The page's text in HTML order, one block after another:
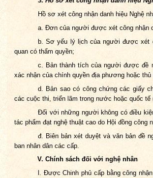
Hồ sơ xét công nhận danh hiệu Nghệ
a. Đơn của người được xét công nhận
b. Sơ yếu lý lịch của người được xét
quan có thẩm quyền;
c. Bản thành tích của người được đề
xác nhận của chính quyền địa phương hoặc
d. Bản sao có công chứng các giấy
các cuộc thi, triển lãm trong nước hoặc quốc tế
Đối với những người không có điều
tác phẩm đạt nghệ thuật cao do Hội đồng công
đ. Biên bản xét duyệt và văn bản đề
ban nhân dân các cấp.
V. Chính sách đối với nghệ nhân
l. Được Chinh phủ cấp bằng công